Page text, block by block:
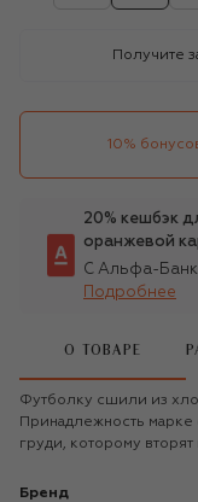
Получите
10%
20% кешбэк
оранжевой
С Альфа-
Подробнее
О ТОВАРЕ
Футболку сшили из
Принадлежность марке
груди, которому
Бренд